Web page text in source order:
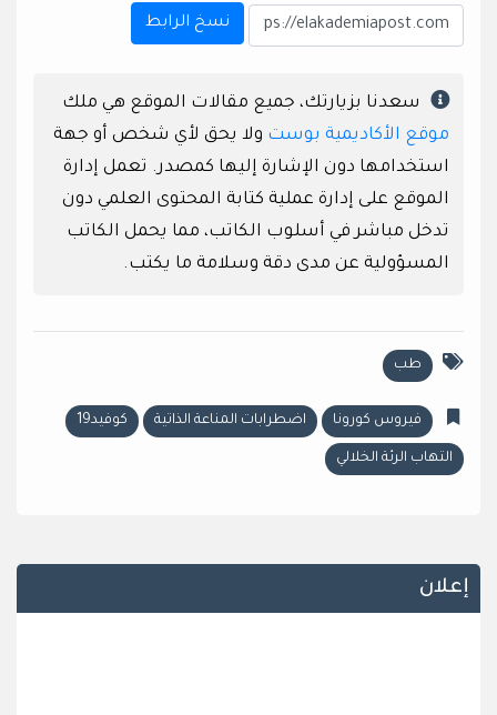
نسخ الرابط
سعدنا بزيارتك، جميع مقالات الموقع هي ملك
موقع الأكاديمية بوست ولا يحق لأي شخص أو جهة
استخدامها دون الإشارة إليها كمصدر. تعمل إدارة
الموقع على إدارة عملية كتابة المحتوى العلمي دون
تدخل مباشر في أسلوب الكاتب، مما يحمل الكاتب
المسؤولية عن مدى دقة وسلامة ما يكتب.
طب
فيروس كورونا اضطرابات المناعة الذاتية كوفيد19
التهاب الرئة الخلالي
إعلان